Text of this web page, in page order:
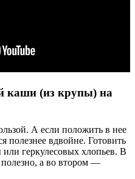
каши (из крупы) на
А если положить в нее
полезнее вдвойне. Готовить
геркулесовых хлопьев. В
полезно, а во втором —